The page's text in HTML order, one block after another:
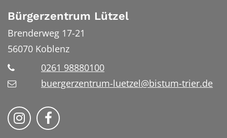
Bürgerzentrum Lützel
Brenderweg 17-21
56070 Koblenz
0261 98880100
buergerzentrum-luetzel@bistum-trier.de
Folge uns auf Instragram
Folge uns auf Facebook